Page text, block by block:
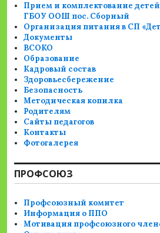
Прием и комплектование
ГБОУ ООШ пос. Сборный
Организация питания в СП
Документы
ВСОКО
Образование
Кадровый состав
Здоровьесбережение
Безопасность
Методическая копилка
Родителям
Сайты педагогов
Контакты
Фотогалерея
ПРОФСОЮЗ
Профсоюзный комитет
Информация о ППО
Мотивация профсоюзного